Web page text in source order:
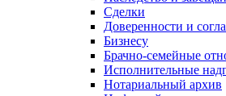
Сделки
Доверенности и
Бизнесу
Брачно-семейные
Исполнительные
Нотариальный архив